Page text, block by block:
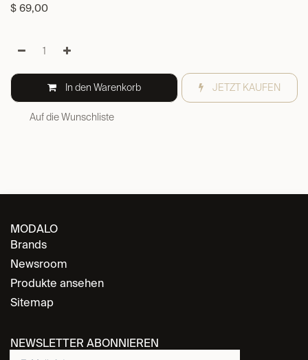
$ 69,00
In den Warenkorb JETZT KAUFEN
Auf die Wunschliste
MODALO
Brands
Newsroom
Produkte ansehen
Sitemap
NEWSLETTER ABONNIEREN